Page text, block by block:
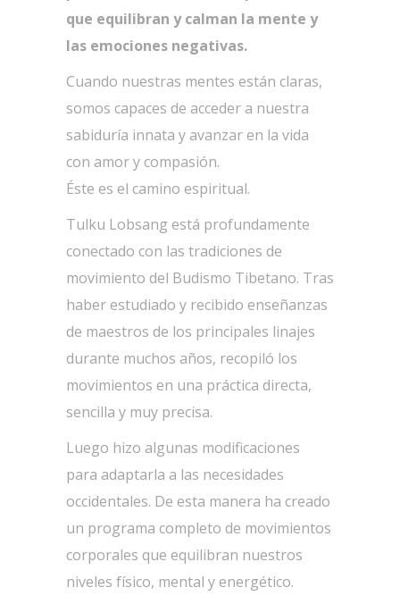
que equilibran y calman la mente y
las emociones negativas.
Cuando nuestras mentes están claras,
somos capaces de acceder a nuestra
sabiduría innata y avanzar en la vida
con amor y compasión.
Éste es el camino espiritual.
Tulku Lobsang está profundamente
conectado con las tradiciones de
movimiento del Budismo Tibetano. Tras
haber estudiado y recibido enseñanzas
de maestros de los principales linajes
durante muchos años, recopiló los
movimientos en una práctica directa,
sencilla y muy precisa.
Luego hizo algunas modificaciones
para adaptarla a las necesidades
occidentales. De esta manera ha creado
un programa completo de movimientos
corporales que equilibran nuestros
niveles físico, mental y energético.